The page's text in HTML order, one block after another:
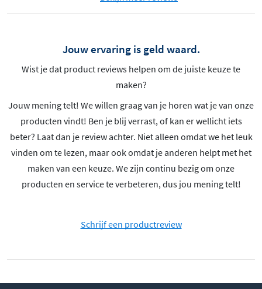
Jouw ervaring is geld waard.
Wist je dat product reviews helpen om de juiste keuze te
maken?
Jouw mening telt! We willen graag van je horen wat je van onze
producten vindt! Ben je blij verrast, of kan er wellicht iets
beter? Laat dan je review achter. Niet alleen omdat we het leuk
vinden om te lezen, maar ook omdat je anderen helpt met het
maken van een keuze. We zijn continu bezig om onze
producten en service te verbeteren, dus jou mening telt!
Schrijf een productreview